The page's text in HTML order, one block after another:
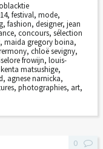
,festival,mode,
, fashion, designer, jean
, concours, sélection
, maida gregory boina,
, chloë sevigny,
frowijn, louis-
kenta matsushige,
, agnese narnicka,
, photographies, art,
0